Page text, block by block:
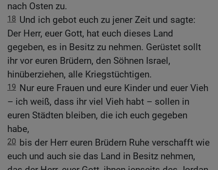
nach Osten zu.
18 Und ich gebot euch zu jener Zeit und sagte:
Der Herr, euer Gott, hat euch dieses Land
gegeben, es in Besitz zu nehmen. Gerüstet sollt
ihr vor euren Brüdern, den Söhnen Israel,
hinüberziehen, alle Kriegstüchtigen.
19 Nur eure Frauen und eure Kinder und euer Vieh
– ich weiß, dass ihr viel Vieh habt – sollen in
euren Städten bleiben, die ich euch gegeben
habe,
20 bis der Herr euren Brüdern Ruhe verschafft wie
euch und auch sie das Land in Besitz nehmen,